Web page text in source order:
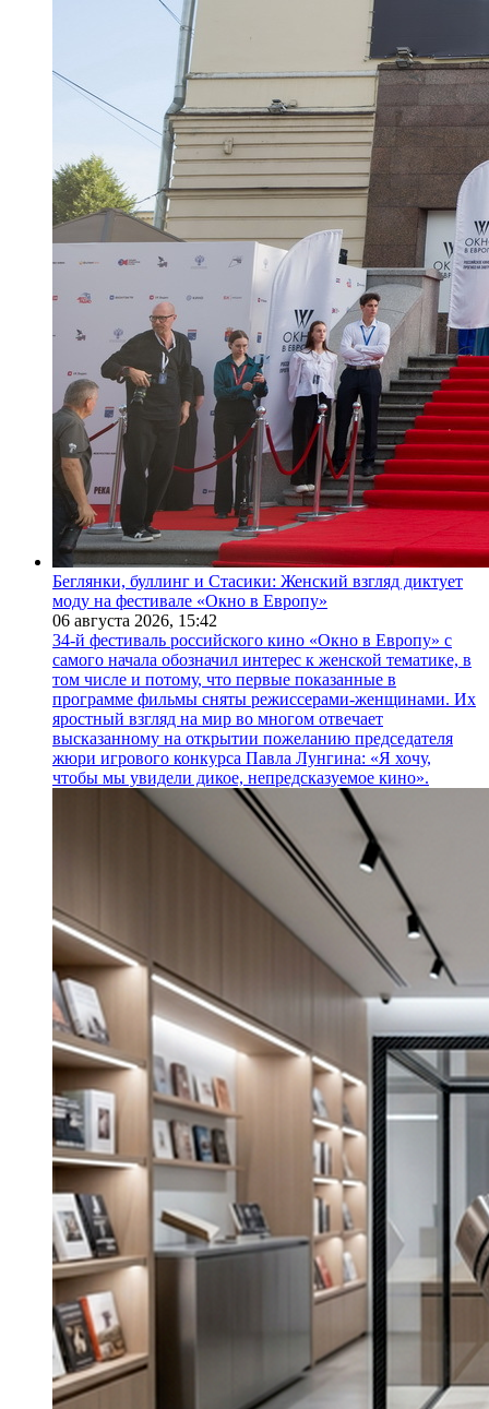
Беглянки, буллинг и Стасики: Женский взгляд диктует
моду на фестивале «Окно в Европу»
06 августа 2026, 15:42
34-й фестиваль российского кино «Окно в Европу» с
самого начала обозначил интерес к женской тематике, в
том числе и потому, что первые показанные в
программе фильмы сняты режиссерами-женщинами. Их
яростный взгляд на мир во многом отвечает
высказанному на открытии пожеланию председателя
жюри игрового конкурса Павла Лунгина: «Я хочу,
чтобы мы увидели дикое, непредсказуемое кино».